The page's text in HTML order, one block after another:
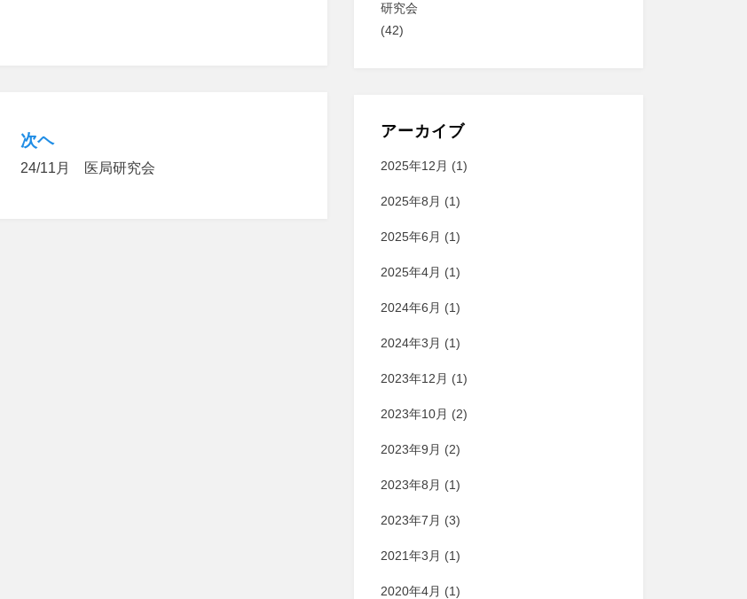
次ヘ
24/11月 医局研究会
研究会
(42)
アーカイブ
2025年12月 (1)
2025年8月 (1)
2025年6月 (1)
2025年4月 (1)
2024年6月 (1)
2024年3月 (1)
2023年12月 (1)
2023年10月 (2)
2023年9月 (2)
2023年8月 (1)
2023年7月 (3)
2021年3月 (1)
2020年4月 (1)